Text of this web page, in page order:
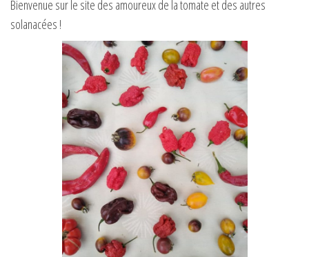
Bienvenue sur le site des amoureux de la tomate et des autres
solanacées !